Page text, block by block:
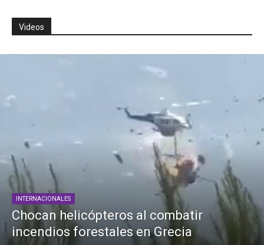
Videos
INTERNACIONALES
Chocan helicópteros al combatir
incendios forestales en Grecia